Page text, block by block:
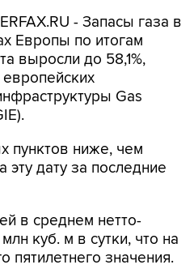
- Запасы газа в
Европы по итогам
выросли до 58,1%,
Gas
пунктов ниже, чем
эту дату за последние
в среднем нетто-
куб. м в сутки, что на
пятилетнего значения.